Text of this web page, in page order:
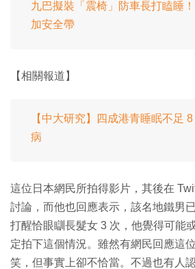
九巴擬裝「震椅」防車長打瞌睡
加安全帶
【相關報道】
【中大研究】四成港青睡眠不足
病
這位日本網民所拍得影片，其後在
討論，而他也回應表示，該名地鐵男
打醒恰眼瞓長髮女 3 次，他覺得可能
定拍下這個情況。雖然有網民回應這
笑，但事實上卻不恰當。不過也有人